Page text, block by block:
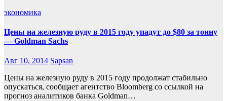
экономика
Цены на железную руду в 2015 году упадут до $80 за тонну
— Goldman Sachs
Авг 10, 2014 Sapsan
Цены на железную руду в 2015 году продолжат стабильно
опускаться, сообщает агентство Bloomberg со ссылкой на
прогноз аналитиков банка Goldman…